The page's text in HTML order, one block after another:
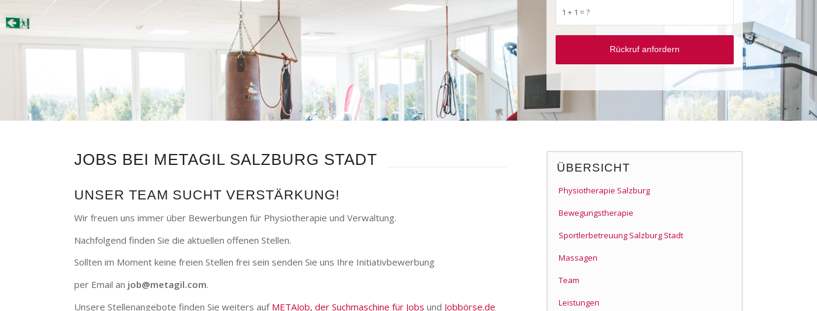
1 + 1 = ?
JOBS BEI METAGIL SALZBURG STADT
UNSER TEAM SUCHT VERSTÄRKUNG!
Wir freuen uns immer über Bewerbungen für Physiotherapie und Verwaltung.
Nachfolgend finden Sie die aktuellen offenen Stellen.
Sollten im Moment keine freien Stellen frei sein senden Sie uns Ihre Initiativbewerbung
per Email an job@metagil.com.
Unsere Stellenangebote finden Sie weiters auf METAJob, der Suchmaschine für Jobs und Jobbörse.de
ÜBERSICHT
Physiotherapie Salzburg
Bewegungstherapie
Sportlerbetreuung Salzburg Stadt
Massagen
Team
Leistungen